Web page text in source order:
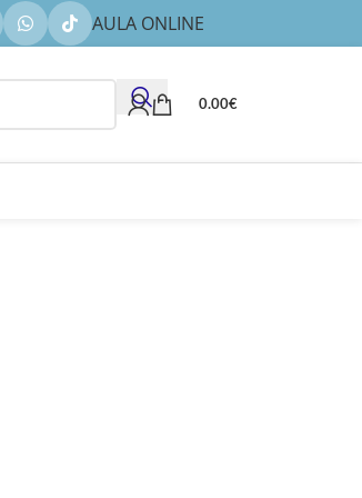
AULA ONLINE
0.00€